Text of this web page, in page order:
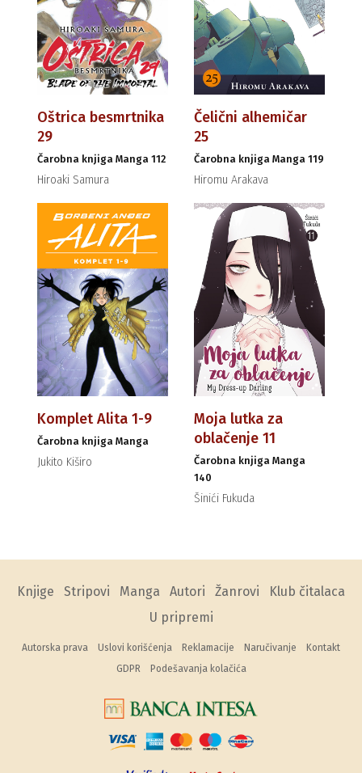
Oštrica besmrtnika
29
Čarobna knjiga Manga 112
Hiroaki Samura
Čelični alhemičar
25
Čarobna knjiga Manga 119
Hiromu Arakava
Komplet Alita 1-9
Čarobna knjiga Manga
Jukito Kiširo
Moja lutka za
oblačenje 11
Čarobna knjiga Manga
140
Šinići Fukuda
Knjige Stripovi Manga Autori Žanrovi
Klub čitalaca
U pripremi
Autorska prava Uslovi korišćenja Reklamacije Naručivanje
Kontakt
GDPR
Podešavanja kolačića